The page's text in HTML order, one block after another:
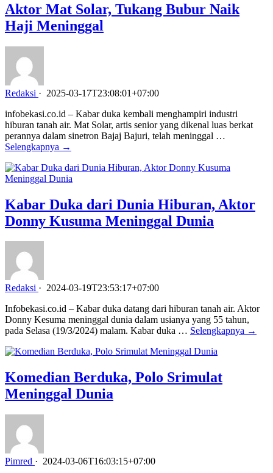
Aktor Mat Solar, Tukang Bubur Naik
Haji Meninggal
Redaksi · 2025-03-17T23:08:01+07:00
infobekasi.co.id – Kabar duka kembali menghampiri industri
hiburan tanah air. Mat Solar, artis senior yang dikenal luas berkat
perannya dalam sinetron Bajaj Bajuri, telah meninggal …
Selengkapnya →
Kabar Duka dari Dunia Hiburan, Aktor
Donny Kusuma Meninggal Dunia
Redaksi · 2024-03-19T23:53:17+07:00
Infobekasi.co.id – Kabar duka datang dari hiburan tanah air. Aktor
Donny Kesuma meninggal dunia dalam usianya yang 55 tahun,
pada Selasa (19/3/2024) malam. Kabar duka … Selengkapnya →
Komedian Berduka, Polo Srimulat
Meninggal Dunia
Pimred · 2024-03-06T16:03:15+07:00